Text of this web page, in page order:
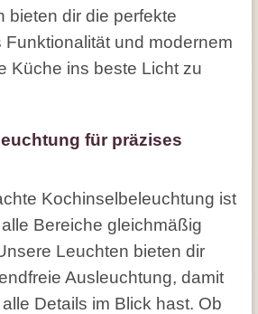
bieten dir die perfekte
Funktionalität und modernem
Küche ins beste Licht zu
für präzises
Kochinselbeleuchtung ist
Bereiche gleichmäßig
Leuchten bieten dir
Ausleuchtung, damit
Details im Blick hast. Ob